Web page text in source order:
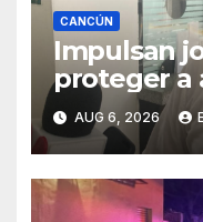
CANCÚN
Impulsan
proteger a
de fraudes
AUG 6, 2026